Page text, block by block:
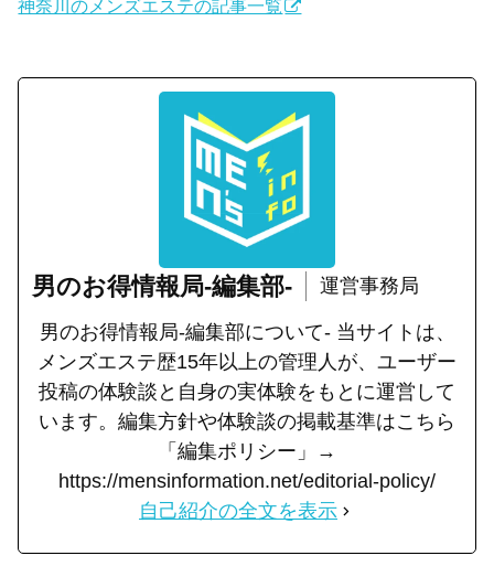
神奈川のメンズエステの記事一覧
男のお得情報局-編集部- 運営事務局
男のお得情報局-編集部について- 当サイトは、
メンズエステ歴15年以上の管理人が、ユーザー
投稿の体験談と自身の実体験をもとに運営して
います。編集方針や体験談の掲載基準はこちら
「編集ポリシー」→
https://mensinformation.net/editorial-policy/
自己紹介の全文を表示